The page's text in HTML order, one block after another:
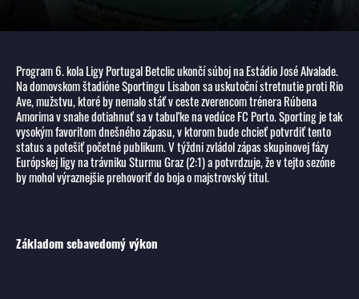
Program 6. kola Ligy Portugal Betclic ukončí súboj na Estádio José Alvalade.
Na domovskom štadióne Sportingu Lisabon sa uskutoční stretnutie proti Rio
Ave, mužstvu, ktoré by nemalo stáť v ceste zverencom trénera Rúbena
Amorima v snahe dotiahnuť sa v tabuľke na vedúce FC Porto. Sporting je tak
vysokým favoritom dnešného zápasu, v ktorom bude chcieť potvrdiť tento
status a potešiť početné publikum. V týždni zvládol zápas skupinovej fázy
Európskej ligy na trávniku Sturmu Graz (2:1) a potvrdzuje, že v tejto sezóne
by mohol výraznejšie prehovoriť do boja o majstrovský titul.
Základom sebavedomý výkon